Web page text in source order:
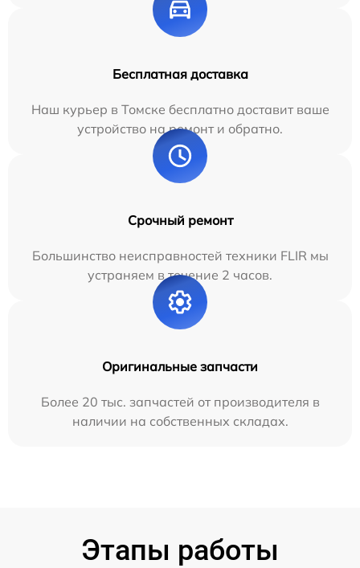
Бесплатная доставка
Наш курьер в Томске бесплатно доставит ваше
устройство на ремонт и обратно.
Срочный ремонт
Большинство неисправностей техники FLIR мы
устраняем в течение 2 часов.
Оригинальные запчасти
Более 20 тыс. запчастей от производителя в
наличии на собственных складах.
Этапы работы